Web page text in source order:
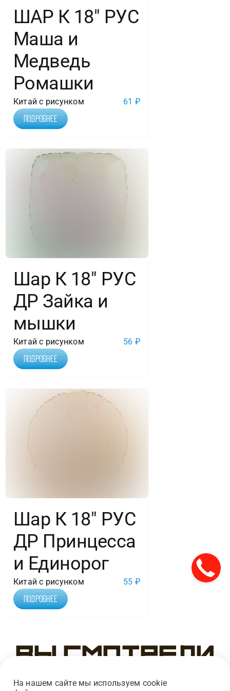
ШАР К 18″ РУС
Маша и
Медведь
Ромашки
Китай с рисунком 61 ₽
Подробнее
Шар К 18″ РУС
ДР Зайка и
мышки
Китай с рисунком 56 ₽
Подробнее
Шар К 18″ РУС
ДР Принцесса
и Единорог
Китай с рисунком 55 ₽
Подробнее
Вы смотрели
На нашем сайте мы используем cookie